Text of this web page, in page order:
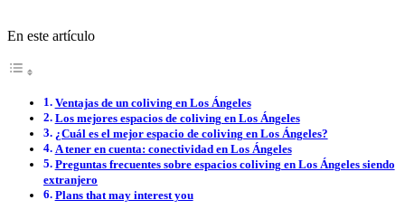
En este artículo
Ventajas de un coliving en Los Ángeles
Los mejores espacios de coliving en Los Ángeles
¿Cuál es el mejor espacio de coliving en Los Ángeles?
A tener en cuenta: conectividad en Los Ángeles
Preguntas frecuentes sobre espacios coliving en Los Ángeles siendo
extranjero
Plans that may interest you